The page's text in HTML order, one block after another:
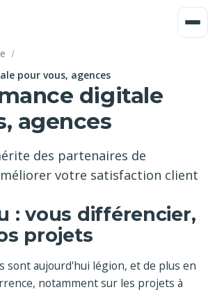
pour vous, agences
digitale
agences
des partenaires de
votre satisfaction client
: vous différencier,
projets
sont aujourd'hui légion, et de plus en
notamment sur les projets à